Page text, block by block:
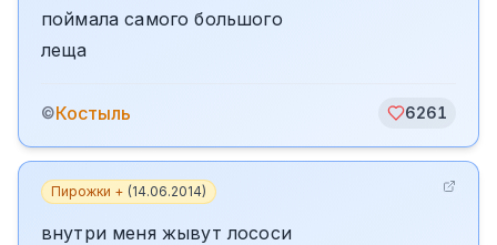
поймала самого большого
леща
©Костыль 6261
Пирожки + (14.06.2014)
внутри меня жывут лососи